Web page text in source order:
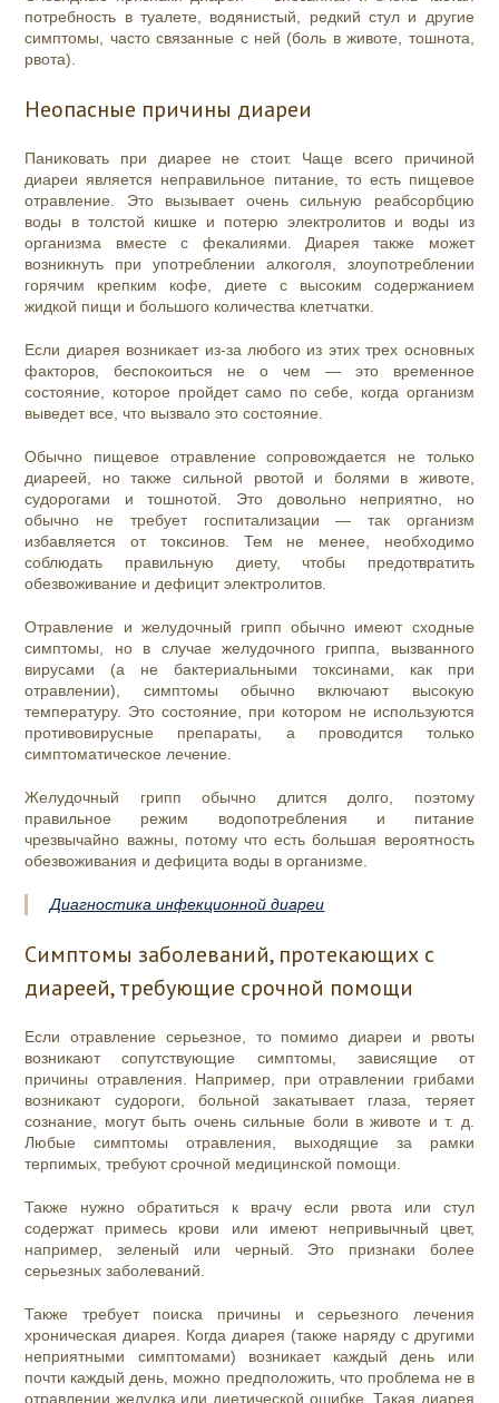
потребность в туалете, водянистый, редкий стул и другие
симптомы, часто связанные с ней (боль в животе, тошнота,
рвота).
Неопасные причины диареи
Паниковать при диарее не стоит. Чаще всего причиной
диареи является неправильное питание, то есть пищевое
отравление. Это вызывает очень сильную реабсорбцию
воды в толстой кишке и потерю электролитов и воды из
организма вместе с фекалиями. Диарея также может
возникнуть при употреблении алкоголя, злоупотреблении
горячим крепким кофе, диете с высоким содержанием
жидкой пищи и большого количества клетчатки.
Если диарея возникает из-за любого из этих трех основных
факторов, беспокоиться не о чем — это временное
состояние, которое пройдет само по себе, когда организм
выведет все, что вызвало это состояние.
Обычно пищевое отравление сопровождается не только
диареей, но также сильной рвотой и болями в животе,
судорогами и тошнотой. Это довольно неприятно, но
обычно не требует госпитализации — так организм
избавляется от токсинов. Тем не менее, необходимо
соблюдать правильную диету, чтобы предотвратить
обезвоживание и дефицит электролитов.
Отравление и желудочный грипп обычно имеют сходные
симптомы, но в случае желудочного гриппа, вызванного
вирусами (а не бактериальными токсинами, как при
отравлении), симптомы обычно включают высокую
температуру. Это состояние, при котором не используются
противовирусные препараты, а проводится только
симптоматическое лечение.
Желудочный грипп обычно длится долго, поэтому
правильное режим водопотребления и питание
чрезвычайно важны, потому что есть большая вероятность
обезвоживания и дефицита воды в организме.
Диагностика инфекционной диареи
Симптомы заболеваний, протекающих с
диареей, требующие срочной помощи
Если отравление серьезное, то помимо диареи и рвоты
возникают сопутствующие симптомы, зависящие от
причины отравления. Например, при отравлении грибами
возникают судороги, больной закатывает глаза, теряет
сознание, могут быть очень сильные боли в животе и т. д.
Любые симптомы отравления, выходящие за рамки
терпимых, требуют срочной медицинской помощи.
Также нужно обратиться к врачу если рвота или стул
содержат примесь крови или имеют непривычный цвет,
например, зеленый или черный. Это признаки более
серьезных заболеваний.
Также требует поиска причины и серьезного лечения
хроническая диарея. Когда диарея (также наряду с другими
неприятными симптомами) возникает каждый день или
почти каждый день, можно предположить, что проблема не в
отравлении желудка или диетической ошибке. Такая диарея